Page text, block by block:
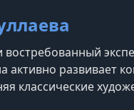
активно развивает
классические